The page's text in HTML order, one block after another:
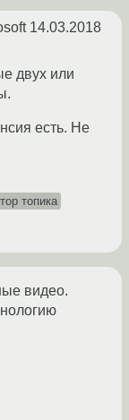
14.03.2018
двух или
есть. Не
топика
видео.